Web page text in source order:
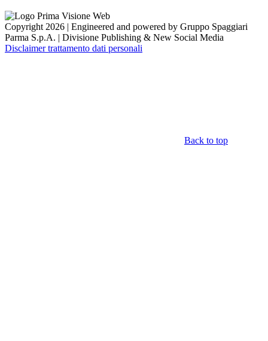
Copyright 2026 | Engineered and powered by Gruppo Spaggiari
Parma S.p.A. | Divisione Publishing & New Social Media
Disclaimer trattamento dati personali
Back to top